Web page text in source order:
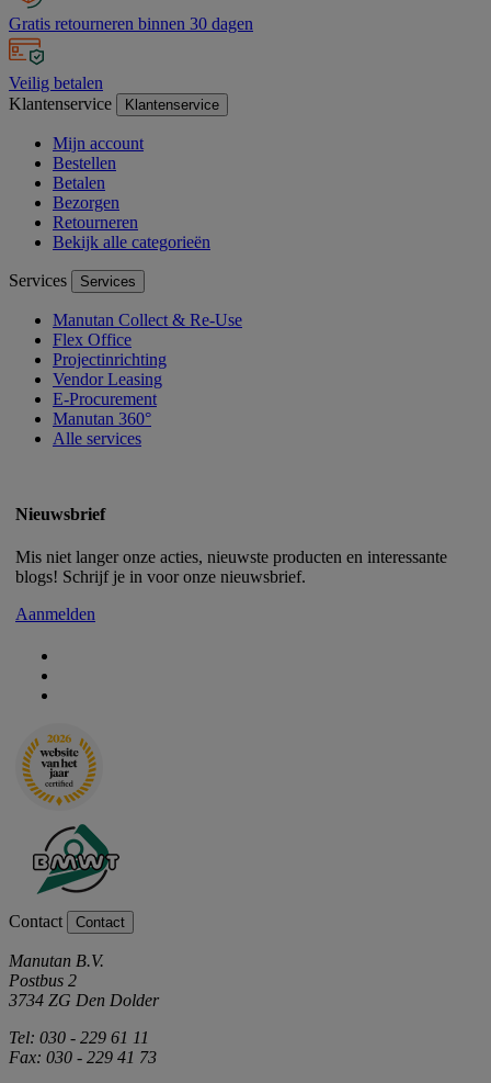
Gratis retourneren binnen 30 dagen
Veilig betalen
Klantenservice
Klantenservice
Mijn account
Bestellen
Betalen
Bezorgen
Retourneren
Bekijk alle categorieën
Services Services
Manutan Collect & Re-Use
Flex Office
Projectinrichting
Vendor Leasing
E-Procurement
Manutan 360°
Alle services
Nieuwsbrief
Mis niet langer onze acties, nieuwste producten en interessante
blogs! Schrijf je in voor onze nieuwsbrief.
Aanmelden
Contact Contact
Manutan B.V.
Postbus 2
3734 ZG Den Dolder
Tel: 030 - 229 61 11
Fax: 030 - 229 41 73